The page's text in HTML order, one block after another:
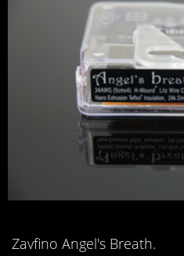
Zavfino Angel's Breath.